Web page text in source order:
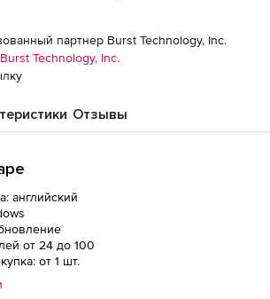
партнер Burst Technology, Inc.
Burst Technology, Inc.
Отзывы
английский
от 24 до 100
от 1 шт.